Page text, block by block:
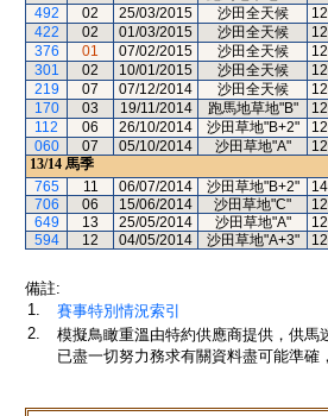
492
02 25/03/2015 沙田全天候
422
02 01/03/2015 沙田全天候
376
01 07/02/2015 沙田全天候
301
02 10/01/2015 沙田全天候
219
07 07/12/2014 沙田全天候
170
03 19/11/2014 跑馬地草地"B"
112
06 26/10/2014 沙田草地"B+2"
060
07 05/10/2014 沙田草地"A"
13/14 馬季
765
11 06/07/2014 沙田草地"B+2"
706
06 15/06/2014 沙田草地"C"
649
13 25/05/2014 沙田草地"A"
594
12 04/05/2014 沙田草地"A+3"
備註:
1.
賽事特別情況索引
2.
模擬鳥瞰重溫由特約供應商提供，供
已盡一切努力務求有關資料盡可能準